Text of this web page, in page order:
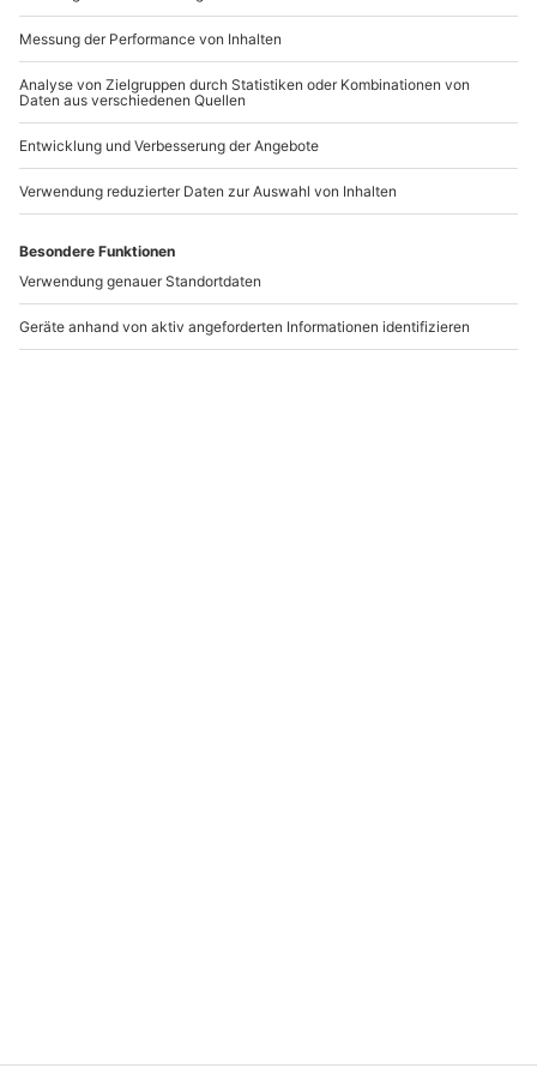
-15% CLUB DEAL
Outdoor Babybauch
Fotoshooting bei
Lugano (2 Std.)
Agno
1 Person
269,90 €
-15% CLUB DEAL
Babybauch-
Fotoshooting Chemnitz
1 Person
250,90 €